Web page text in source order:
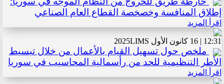
إطلاق المنافسة وخصخصة القطاع العام الصناعي
اقرأ المزيد
12:31 | 16 كانون الأول 2025 LIMS
ملخص حول تسهيل القيام بالأعمال من خلال تبسيط
الأطر التنظيمية للحد من رأسمالية المحاسيب في سوريا
اقرأ المزيد